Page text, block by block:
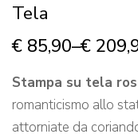
Tela
€ 85,90–€
Stampa su tela
romanticismo allo
attorniate da